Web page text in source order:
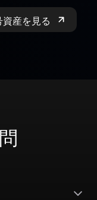
産を見る